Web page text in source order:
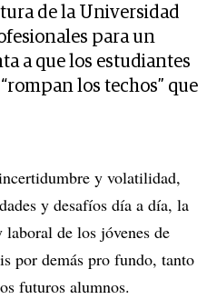
de la Universidad
para un
a que los estudiantes
los techos” que
y volatilidad,
y desafíos día a día, la
de los jóvenes de
por demás pro fundo, tanto
futuros alumnos.